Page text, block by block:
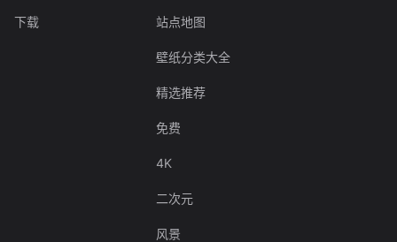
下载 站点地图
壁纸分类大全
精选推荐
免费
4K
二次元
风景